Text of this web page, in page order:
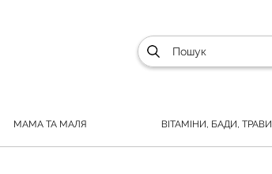
МАМА ТА МАЛЯ ВІТАМІНИ, БАДИ, ТРАВИ